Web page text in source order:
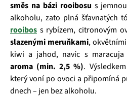
směs na bázi rooibosu s
alkoholu, zato plná šťavnatých
rooibos s rybízem, citronovým
slazenými meruňkami,
kiwi a jahod, navíc s maracuja
aroma (min. 2,5 %).
který voní po ovoci a připomíná
dnech – jen bez alkoholu.